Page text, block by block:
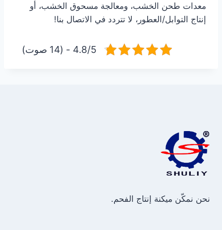
معدات طحن الخشب، ومعالجة مسحوق الخشب، أو
إنتاج التوابل/العطور، لا تتردد في الاتصال بنا!
4.8/5 - (14 صوت)
نحن نمكّن ميكنة إنتاج الفحم.